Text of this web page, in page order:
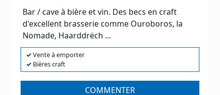
Bar / cave à bière et vin. Des becs en craft
d'excellent brasserie comme Ouroboros, la
Nomade, Haarddrëch ...
✓Vente à emporter
✓ Bières craft
COMMENTER